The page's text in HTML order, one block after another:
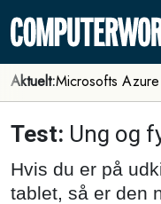
Aktuelt:Microsofts
Test: Ung og
Hvis du er på
tablet, så er den